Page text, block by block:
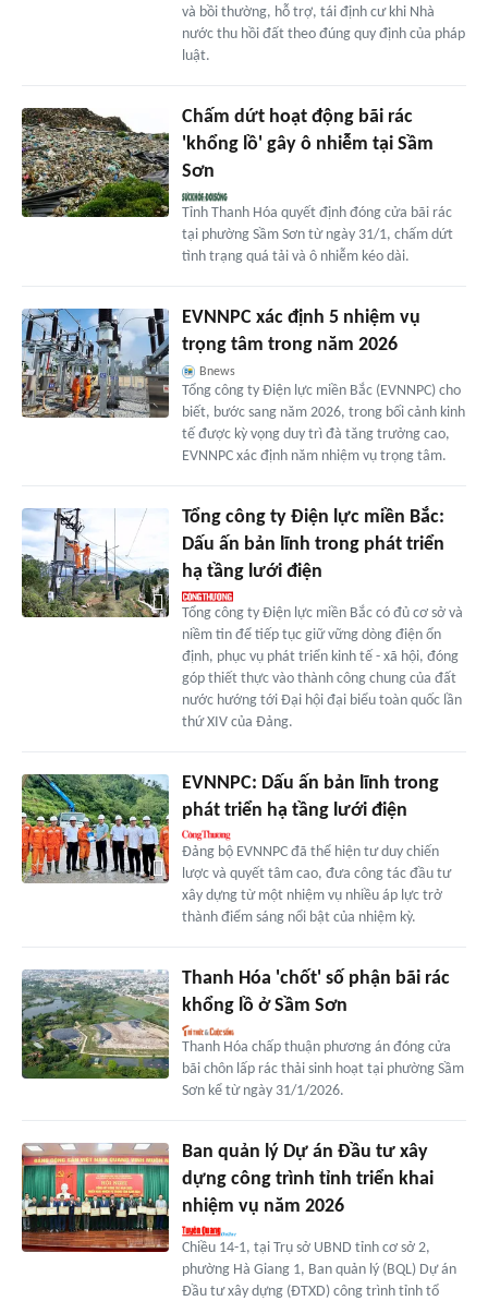
và bồi thường, hỗ trợ, tái định cư khi Nhà
nước thu hồi đất theo đúng quy định của pháp
luật.
Chấm dứt hoạt động bãi rác
'khổng lồ' gây ô nhiễm tại Sầm
Sơn
Tỉnh Thanh Hóa quyết định đóng cửa bãi rác
tại phường Sầm Sơn từ ngày 31/1, chấm dứt
tình trạng quá tải và ô nhiễm kéo dài.
EVNNPC xác định 5 nhiệm vụ
trọng tâm trong năm 2026
Bnews
Tổng công ty Điện lực miền Bắc (EVNNPC) cho
biết, bước sang năm 2026, trong bối cảnh kinh
tế được kỳ vọng duy trì đà tăng trưởng cao,
EVNNPC xác định năm nhiệm vụ trọng tâm.
Tổng công ty Điện lực miền Bắc:
Dấu ấn bản lĩnh trong phát triển
hạ tầng lưới điện
Tổng công ty Điện lực miền Bắc có đủ cơ sở và
niềm tin để tiếp tục giữ vững dòng điện ổn
định, phục vụ phát triển kinh tế - xã hội, đóng
góp thiết thực vào thành công chung của đất
nước hướng tới Đại hội đại biểu toàn quốc lần
thứ XIV của Đảng.
EVNNPC: Dấu ấn bản lĩnh trong
phát triển hạ tầng lưới điện
Đảng bộ EVNNPC đã thể hiện tư duy chiến
lược và quyết tâm cao, đưa công tác đầu tư
xây dựng từ một nhiệm vụ nhiều áp lực trở
thành điểm sáng nổi bật của nhiệm kỳ.
Thanh Hóa 'chốt' số phận bãi rác
khổng lồ ở Sầm Sơn
Thanh Hóa chấp thuận phương án đóng cửa
bãi chôn lấp rác thải sinh hoạt tại phường Sầm
Sơn kể từ ngày 31/1/2026.
Ban quản lý Dự án Đầu tư xây
dựng công trình tỉnh triển khai
nhiệm vụ năm 2026
Chiều 14-1, tại Trụ sở UBND tỉnh cơ sở 2,
phường Hà Giang 1, Ban quản lý (BQL) Dự án
Đầu tư xây dựng (ĐTXD) công trình tỉnh tổ